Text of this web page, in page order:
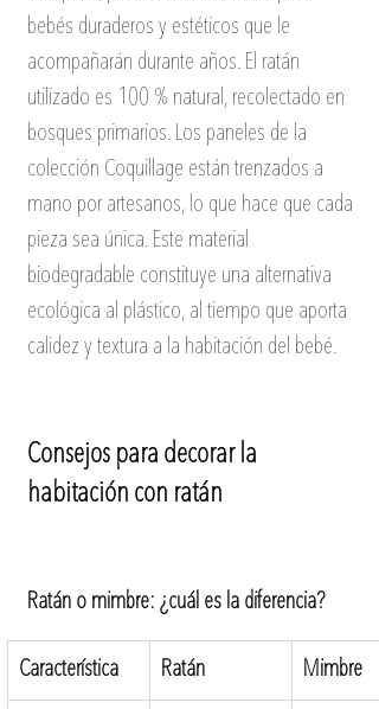
bebés duraderos y estéticos que le
acompañarán durante años. El ratán
utilizado es 100 % natural, recolectado en
bosques primarios. Los paneles de la
colección Coquillage están trenzados a
mano por artesanos, lo que hace que cada
pieza sea única. Este material
biodegradable constituye una alternativa
ecológica al plástico, al tiempo que aporta
calidez y textura a la habitación del bebé.
Consejos para decorar la
habitación con ratán
Ratán o mimbre: ¿cuál es la diferencia?
Característica Ratán Mimbre